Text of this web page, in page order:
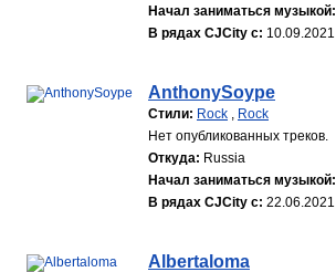
Начал заниматься музыкой:
В рядах CJCity с: 10.09.2021
AnthonySoype
Стили: Rock , Rock
Нет опубликованных треков.
Откуда: Russia
Начал заниматься музыкой:
В рядах CJCity с: 22.06.2021
Albertaloma